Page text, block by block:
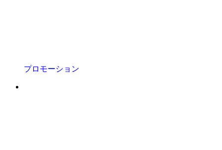
プロモーション